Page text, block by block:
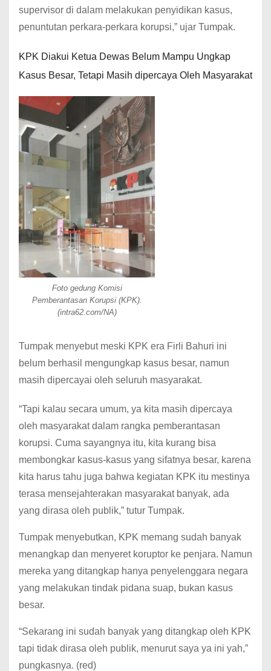
supervisor di dalam melakukan penyidikan kasus,
penuntutan perkara-perkara korupsi,” ujar Tumpak.
KPK Diakui Ketua Dewas Belum Mampu Ungkap
Kasus Besar, Tetapi Masih dipercaya Oleh Masyarakat
Foto gedung Komisi
Pemberantasan Korupsi (KPK).
(intra62.com/NA)
Tumpak menyebut meski KPK era Firli Bahuri ini
belum berhasil mengungkap kasus besar, namun
masih dipercayai oleh seluruh masyarakat.
“Tapi kalau secara umum, ya kita masih dipercaya
oleh masyarakat dalam rangka pemberantasan
korupsi. Cuma sayangnya itu, kita kurang bisa
membongkar kasus-kasus yang sifatnya besar, karena
kita harus tahu juga bahwa kegiatan KPK itu mestinya
terasa mensejahterakan masyarakat banyak, ada
yang dirasa oleh publik,” tutur Tumpak.
Tumpak menyebutkan, KPK memang sudah banyak
menangkap dan menyeret koruptor ke penjara. Namun
mereka yang ditangkap hanya penyelenggara negara
yang melakukan tindak pidana suap, bukan kasus
besar.
“Sekarang ini sudah banyak yang ditangkap oleh KPK
tapi tidak dirasa oleh publik, menurut saya ya ini yah,”
pungkasnya. (red)